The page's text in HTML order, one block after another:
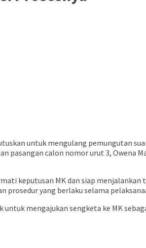
untuk mengulang pemungutan
calon nomor urut 3, Owena
keputusan MK dan siap menjalankan
prosedur yang berlaku selama
mengajukan sengketa ke MK